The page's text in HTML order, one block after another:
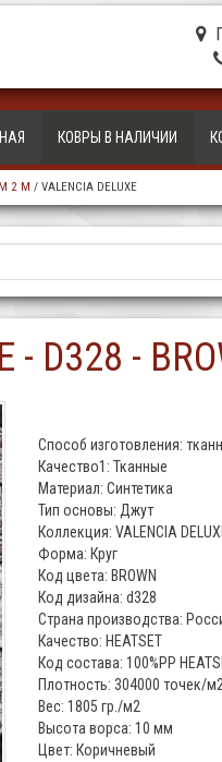
КОВРЫ В НАЛИЧИИ
2 М / VALENCIA DELUXE
- D328 -
Способ изготовления:
Качество1: Тканные
Материал: Синтетика
Тип основы: Джут
Коллекция: VALENCIA
Форма: Круг
Код цвета: BROWN
Код дизайна: d328
Страна производства:
Качество: HEATSET
Код состава: 100%PP
Плотность: 304000 точек/м2
Вес: 1805 гр./м2
Высота ворса: 10 мм
Цвет: Коричневый